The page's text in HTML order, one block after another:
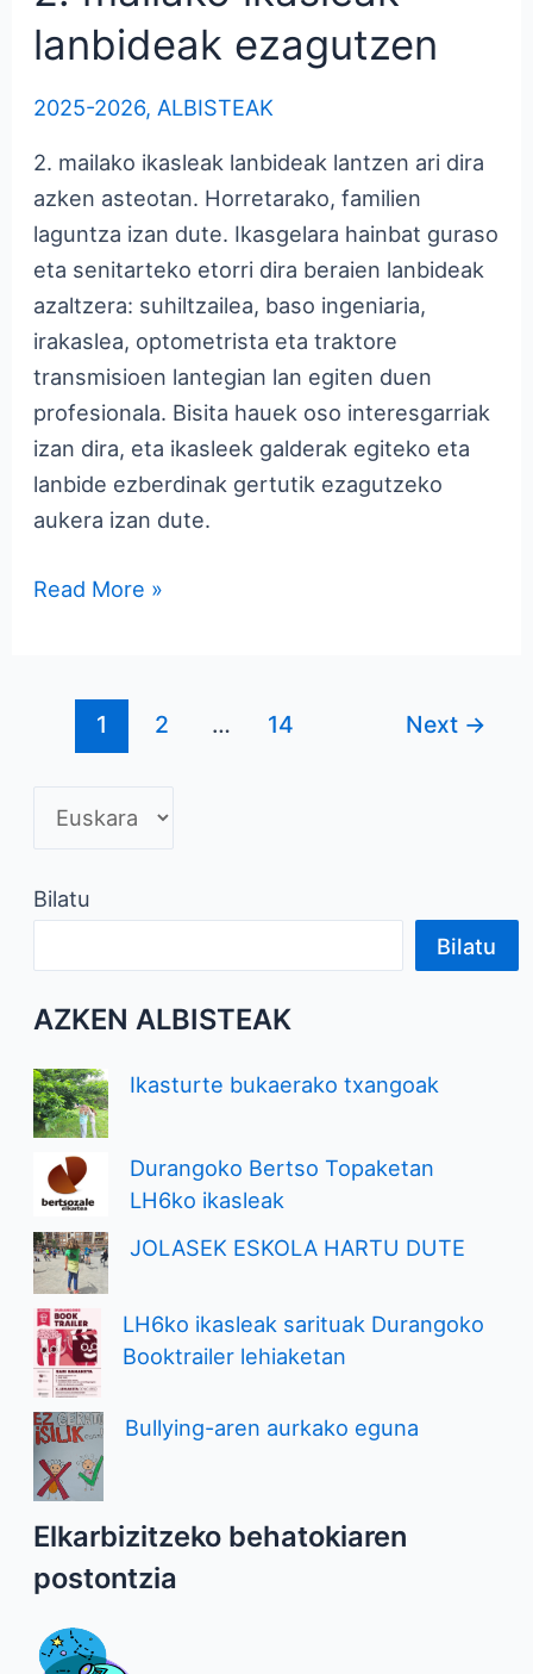
lanbideak ezagutzen
2025-2026, ALBISTEAK
2. mailako ikasleak lanbideak lantzen ari dira
azken asteotan. Horretarako, familien
laguntza izan dute. Ikasgelara hainbat guraso
eta senitarteko etorri dira beraien lanbideak
azaltzera: suhiltzailea, baso ingeniaria,
irakaslea, optometrista eta traktore
transmisioen lantegian lan egiten duen
profesionala. Bisita hauek oso interesgarriak
izan dira, eta ikasleek galderak egiteko eta
lanbide ezberdinak gertutik ezagutzeko
aukera izan dute.
Read More »
1 2 … 14 Next →
Bilatu
Bilatu
AZKEN ALBISTEAK
Ikasturte bukaerako txangoak
Durangoko Bertso Topaketan
LH6ko ikasleak
JOLASEK ESKOLA HARTU DUTE
LH6ko ikasleak sarituak Durangoko
Booktrailer lehiaketan
Bullying-aren aurkako eguna
Elkarbizitzeko behatokiaren
postontzia